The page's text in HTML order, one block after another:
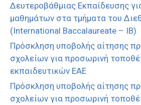
Δευτεροβάθμιας Εκπαίδευσης
μαθημάτων στα τμήματα του
(International Baccalaureate – IB)
Πρόσκληση υποβολής αίτησης
σχολείων για προσωρινή
εκπαιδευτικών ΕΑΕ
Πρόσκληση υποβολής αίτησης
σχολείων για προσωρινή